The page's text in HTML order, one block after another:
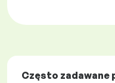
Często zadawane